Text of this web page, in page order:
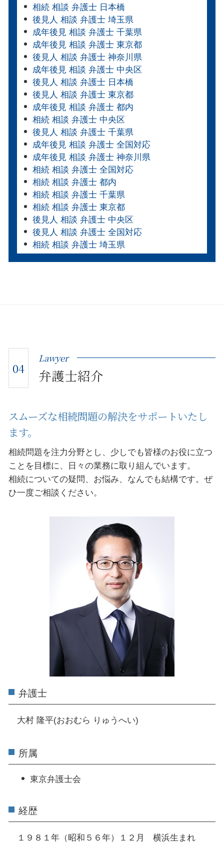
相続 相談 弁護士 日本橋
後見人 相談 弁護士 埼玉県
成年後見 相談 弁護士 千葉県
成年後見 相談 弁護士 東京都
後見人 相談 弁護士 神奈川県
成年後見 相談 弁護士 中央区
後見人 相談 弁護士 日本橋
後見人 相談 弁護士 東京都
成年後見 相談 弁護士 都内
相続 相談 弁護士 中央区
後見人 相談 弁護士 千葉県
成年後見 相談 弁護士 全国対応
成年後見 相談 弁護士 神奈川県
相続 相談 弁護士 全国対応
相続 相談 弁護士 都内
相続 相談 弁護士 千葉県
相続 相談 弁護士 東京都
後見人 相談 弁護士 中央区
後見人 相談 弁護士 全国対応
相続 相談 弁護士 埼玉県
04
Lawyer
弁護士紹介
スムーズな相続問題の解決をサポートいたし
ます。
相続問題を注力分野とし、少しでも皆様のお役に立つ
ことを目標に、日々の業務に取り組んでいます。
相続についての疑問、お悩み、なんでも結構です。ぜ
ひ一度ご相談ください。
弁護士
大村 隆平(おおむら りゅうへい)
所属
東京弁護士会
経歴
１９８１年（昭和５６年）１２月 横浜生まれ